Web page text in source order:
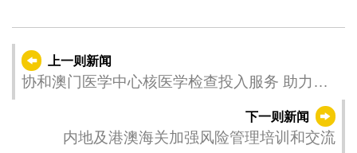
上一则新闻
协和澳门医学中心核医学检查投入服务 助力精
下一则新闻
内地及港澳海关加强风险管理培训和交流